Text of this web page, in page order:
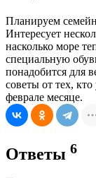
Планируем
Интересует
насколько море
специальную
понадобится для
советы от тех,
феврале месяце.
Ответы 6